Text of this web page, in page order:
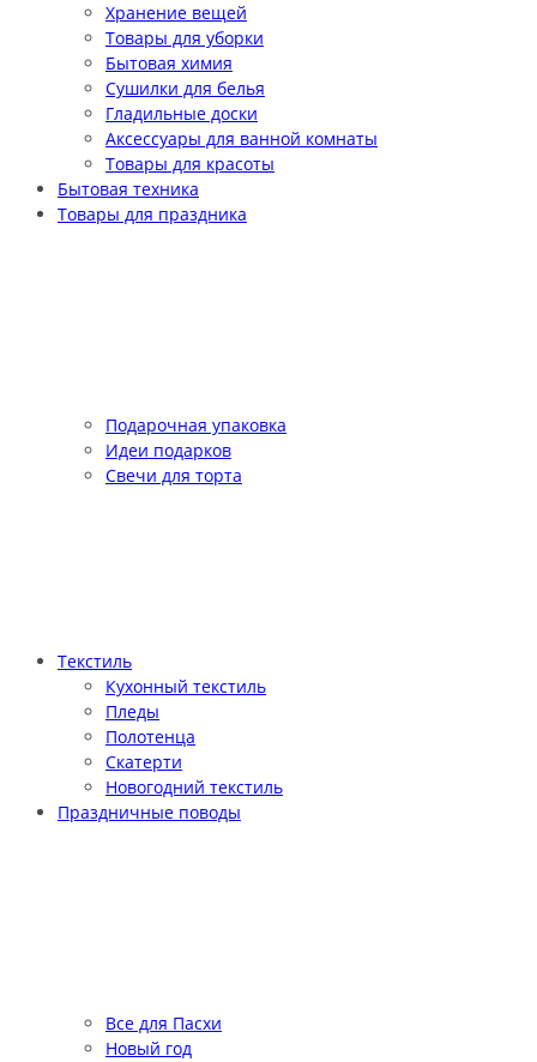
Хранение вещей
Товары для уборки
Бытовая химия
Сушилки для белья
Гладильные доски
Аксессуары для ванной комнаты
Товары для красоты
Бытовая техника
Товары для праздника
Подарочная упаковка
Идеи подарков
Свечи для торта
Текстиль
Кухонный текстиль
Пледы
Полотенца
Скатерти
Новогодний текстиль
Праздничные поводы
Все для Пасхи
Новый год